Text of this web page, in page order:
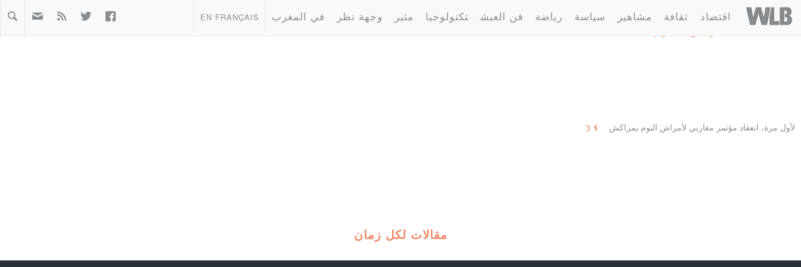
Welovebuzz
اقتصاد ثقافة مشاهير سياسة رياضة فن العيش تكنولوجيا مثير وجهة نظر في المغرب EN FRANÇAIS
   1 مقالة : أمراض النوم
لأول مرة، انعقاد مؤتمر مغاربي لأمراض النوم بمراكش
مقالات لكل زمان